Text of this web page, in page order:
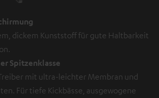
dickem Kunststoff für gute Haltbarkeit
Spitzenklasse
mit ultra-leichter Membran und
Für tiefe Kickbässe, ausgewogene